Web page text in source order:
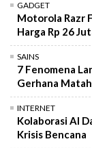
GADGET
Motorola Razr
Harga Rp 26
SAINS
7 Fenomena
Gerhana
INTERNET
Kolaborasi AI
Krisis Bencana